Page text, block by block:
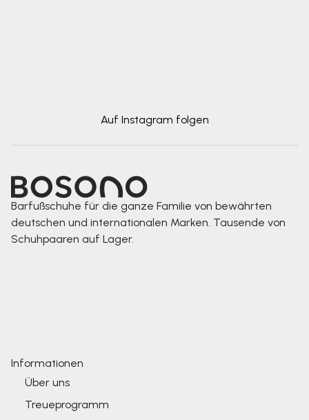
Auf Instagram folgen
Barfußschuhe für die ganze Familie von bewährten
deutschen und internationalen Marken. Tausende von
Schuhpaaren auf Lager.
Informationen
Über uns
Treueprogramm